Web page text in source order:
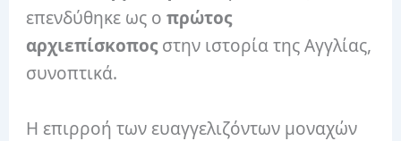
επενδύθηκε ως οπρώτος
αρχιεπίσκοποςστην ιστορία της Αγγλίας,
συνοπτικά.
Η επιρροή των ευαγγελιζόντων μοναχών